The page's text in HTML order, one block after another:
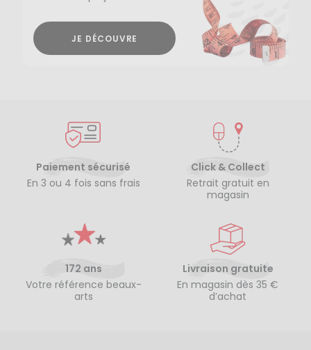
JE DÉCOUVRE
Paiement sécurisé
En 3 ou 4 fois sans frais
Click & Collect
Retrait gratuit en
magasin
172 ans
Votre référence beaux-
arts
Livraison gratuite
En magasin dès 35 €
d’achat